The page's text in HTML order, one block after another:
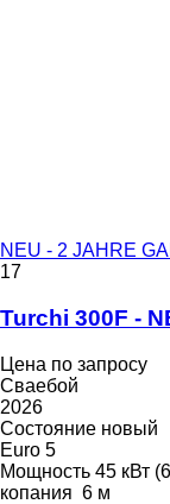
NEU - 2 JAHRE
17
Turchi 300F -
Цена по запросу
Сваебой
2026
Состояние новый
Euro 5
Мощность 45 кВт
копания 6 м